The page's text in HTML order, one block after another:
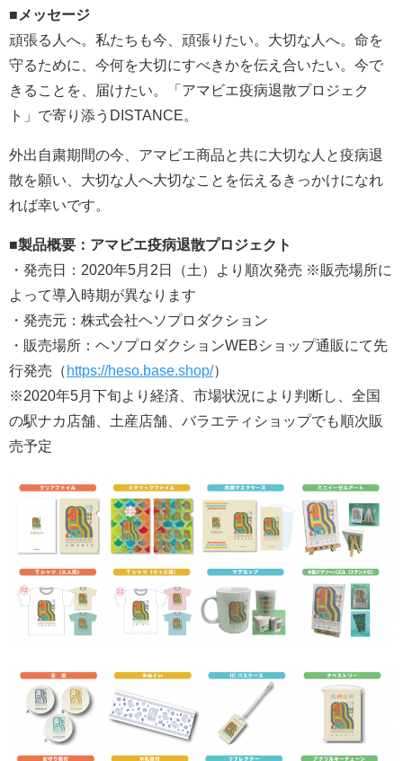
■メッセージ
頑張る人へ。私たちも今、頑張りたい。大切な人へ。命を
守るために、今何を大切にすべきかを伝え合いたい。今で
きることを、届けたい。「アマビエ疫病退散プロジェク
ト」で寄り添うDISTANCE。
外出自粛期間の今、アマビエ商品と共に大切な人と疫病退
散を願い、大切な人へ大切なことを伝えるきっかけになれ
れば幸いです。
■製品概要：アマビエ疫病退散プロジェクト
・発売日：2020年5月2日（土）より順次発売 ※販売場所に
よって導入時期が異なります
・発売元：株式会社ヘソプロダクション
・販売場所：ヘソプロダクションWEBショップ通販にて先
行発売（ https://heso.base.shop/）
※2020年5月下旬より経済、市場状況により判断し、全国
の駅ナカ店舗、土産店舗、バラエティショップでも順次販
売予定